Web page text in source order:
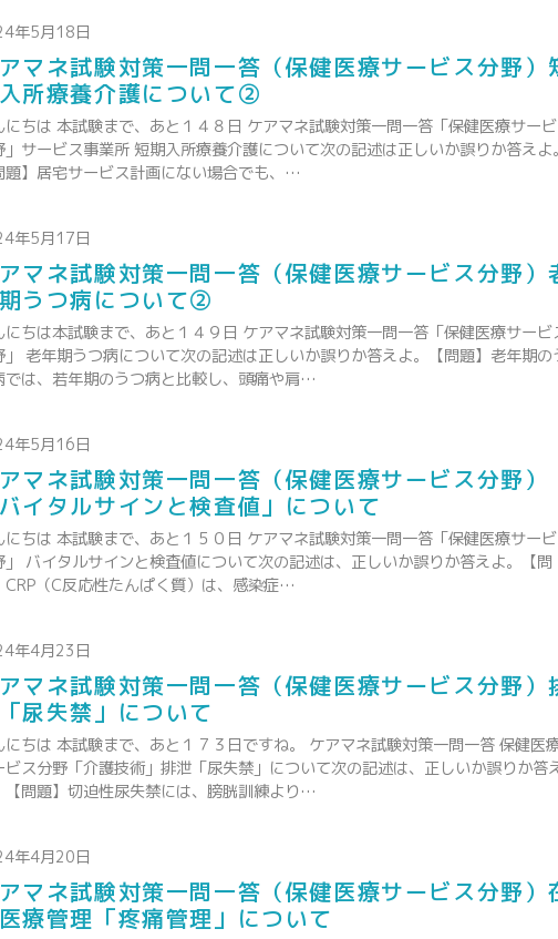
年5月18日
マネ試験対策一問一答（保健医療サービス分野）
所療養介護について②
にちは 本試験まで、あと１４８日 ケアマネ試験対策一問一答「保健医療サー
」サービス事業所 短期入所療養介護について次の記述は正しいか誤りか答えよ。
題】居宅サービス計画にない場合でも、…
年5月17日
マネ試験対策一問一答（保健医療サービス分野）
うつ病について②
にちは本試験まで、あと１４９日 ケアマネ試験対策一問一答「保健医療サービ
」 老年期うつ病について次の記述は正しいか誤りか答えよ。【問題】老年期の
では、若年期のうつ病と比較し、頭痛や肩…
年5月16日
マネ試験対策一問一答（保健医療サービス分野）
バイタルサインと検査値」について
にちは 本試験まで、あと１５０日 ケアマネ試験対策一問一答「保健医療サー
」 バイタルサインと検査値について次の記述は、正しいか誤りか答えよ。【問
CRP（C反応性たんぱく質）は、感染症…
年4月23日
マネ試験対策一問一答（保健医療サービス分野）
尿失禁」について
にちは 本試験まで、あと１７３日ですね。 ケアマネ試験対策一問一答 保健医
ビス分野「介護技術」排泄「尿失禁」について次の記述は、正しいか誤りか答
【問題】切迫性尿失禁には、膀胱訓練より…
年4月20日
マネ試験対策一問一答（保健医療サービス分野）
療管理「疼痛管理」について